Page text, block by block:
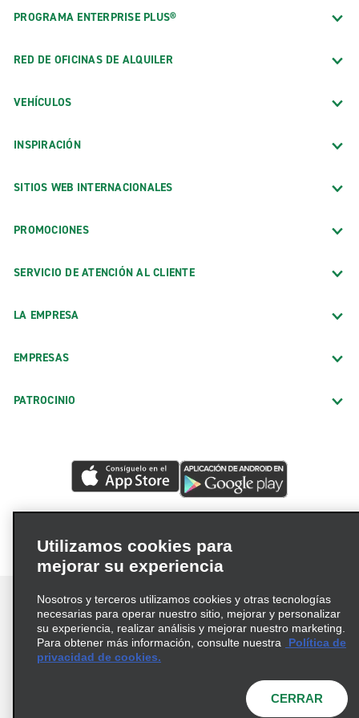
PROGRAMA ENTERPRISE PLUS®
RED DE OFICINAS DE ALQUILER
VEHÍCULOS
INSPIRACIÓN
SITIOS WEB INTERNACIONALES
PROMOCIONES
SERVICIO DE ATENCIÓN AL CLIENTE
LA EMPRESA
EMPRESAS
PATROCINIO
Términos de uso
Política de privacidad
© 2026 Enterprise Holdings, Inc. Todos los derechos
Utilizamos cookies para
mejorar su experiencia
Nosotros y terceros utilizamos cookies y otras tecnologías
necesarias para operar nuestro sitio, mejorar y personalizar
su experiencia, realizar análisis y mejorar nuestro marketing.
Para obtener más información, consulte nuestra
Política de
privacidad de cookies.
CERRAR